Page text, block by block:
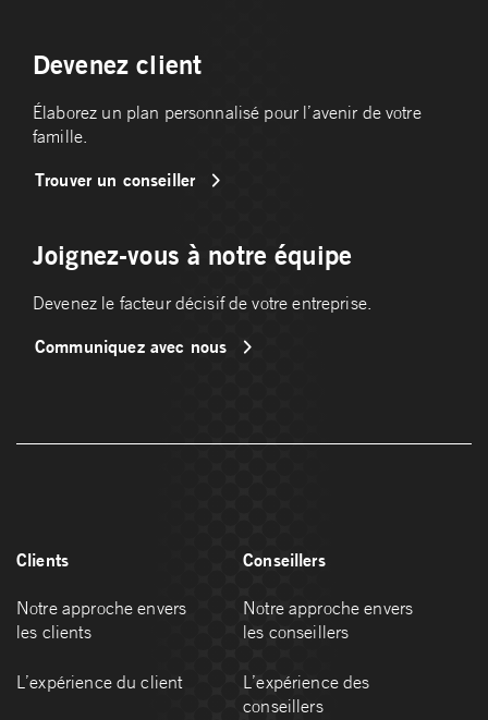
Devenez client
Élaborez un plan personnalisé pour l’avenir de votre
famille.
Trouver un conseiller
Joignez-vous à notre équipe
Devenez le facteur décisif de votre entreprise.
Communiquez avec nous
Clients
Notre approche envers
les clients
L’expérience du client
Conseillers
Notre approche envers
les conseillers
L’expérience des
conseillers